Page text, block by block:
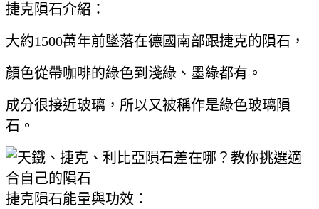
捷克隕石介紹：
大約1500萬年前墜落在德國南部跟捷克的隕石，
顏色從帶咖啡的綠色到淺綠、墨綠都有。
成分很接近玻璃，所以又被稱作是綠色玻璃隕
石。
捷克隕石能量與功效：